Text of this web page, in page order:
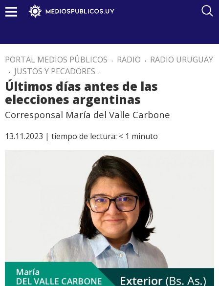
PORTAL MEDIOS PÚBLICOS . RADIO . RADIO URUGUAY
. JUSTOS Y PECADORES .
Últimos días antes de las
elecciones argentinas
Corresponsal María del Valle Carbone
13.11.2023 | tiempo de lectura: < 1 minuto